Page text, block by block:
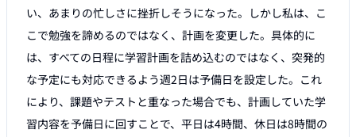
い、あまりの忙しさに挫折しそうになった。しかし私は、こ
こで勉強を諦めるのではなく、計画を変更した。具体的に
は、すべての日程に学習計画を詰め込むのではなく、突発的
な予定にも対応できるよう週2日は予備日を設定した。これ
により、課題やテストと重なった場合でも、計画していた学
習内容を予備日に回すことで、平日は4時間、休日は8時間の